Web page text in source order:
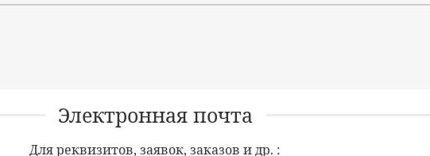
Электронная почта
Для реквизитов, заявок, заказов и др. :